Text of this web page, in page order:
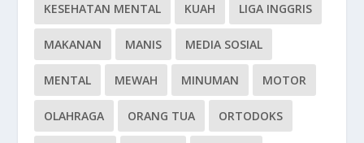
KESEHATAN MENTAL KUAH LIGA INGGRIS
MAKANAN MANIS MEDIA SOSIAL
MENTAL MEWAH MINUMAN MOTOR
OLAHRAGA ORANG TUA ORTODOKS